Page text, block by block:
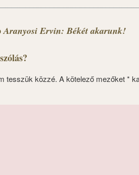
Aranyosi Ervin: Békét akarunk!
tesszük közzé. A kötelező mezőket*